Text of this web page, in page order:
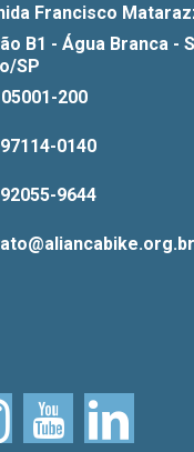
Francisco
B1 - Água Branca -
SP
200
0140
9644